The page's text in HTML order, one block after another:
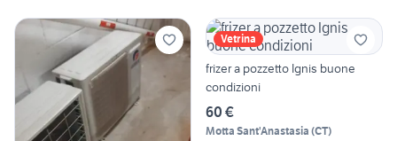
Vetrina
frizer a pozzetto Ignis buone
condizioni
60 €
Motta Sant'Anastasia (CT)